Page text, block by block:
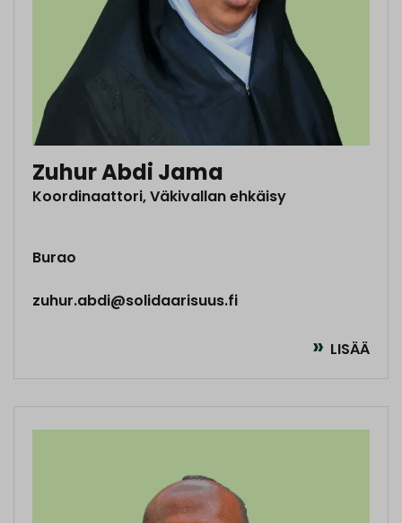
Zuhur Abdi Jama
Koordinaattori, Väkivallan ehkäisy
Burao
zuhur.abdi@solidaarisuus.fi
LISÄÄ